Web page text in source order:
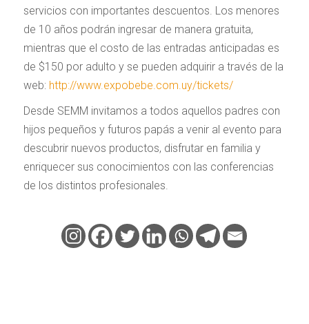
servicios con importantes descuentos. Los menores
de 10 años podrán ingresar de manera gratuita,
mientras que el costo de las entradas anticipadas es
de $150 por adulto y se pueden adquirir a través de la
web: http://www.expobebe.com.uy/tickets/
Desde SEMM invitamos a todos aquellos padres con
hijos pequeños y futuros papás a venir al evento para
descubrir nuevos productos, disfrutar en familia y
enriquecer sus conocimientos con las conferencias
de los distintos profesionales.